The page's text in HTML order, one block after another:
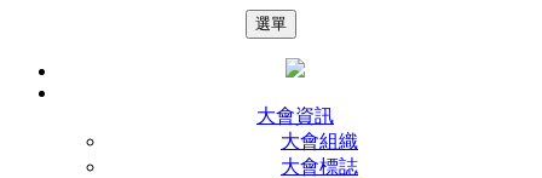
選單
大會資訊
大會組織
大會標誌